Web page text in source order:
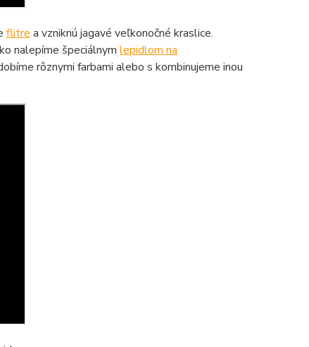
flitre a vzniknú jagavé veľkonočné kraslice.
nalepíme špeciálnym lepidlom na
rôznymi farbami alebo s kombinujeme inou